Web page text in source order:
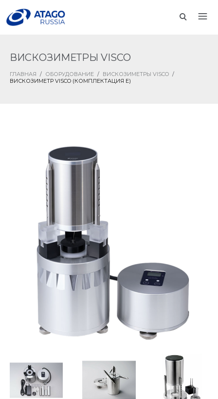
ВИСКОЗИМЕТРЫ VISCO
ГЛАВНАЯ / ОБОРУДОВАНИЕ / ВИСКОЗИМЕТРЫ VISCO /
ВИСКОЗИМЕТР VISCO (КОМПЛЕКТАЦИЯ Е)